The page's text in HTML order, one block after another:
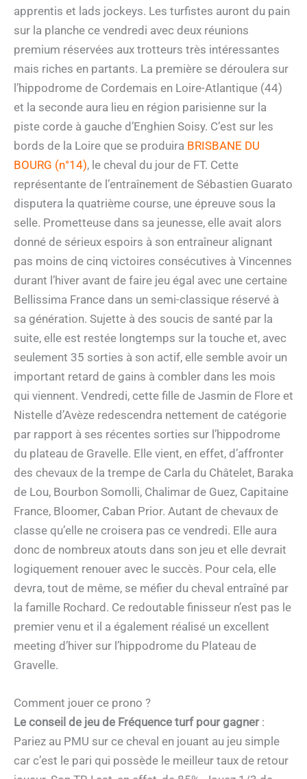
apprentis et lads jockeys. Les turfistes auront du pain
sur la planche ce vendredi avec deux réunions
premium réservées aux trotteurs très intéressantes
mais riches en partants. La première se déroulera sur
l’hippodrome de Cordemais en Loire-Atlantique (44)
et la seconde aura lieu en région parisienne sur la
piste corde à gauche d’Enghien Soisy. C’est sur les
bords de la Loire que se produira BRISBANE DU
BOURG (n°14), le cheval du jour de FT. Cette
représentante de l’entraînement de Sébastien Guarato
disputera la quatrième course, une épreuve sous la
selle. Prometteuse dans sa jeunesse, elle avait alors
donné de sérieux espoirs à son entraîneur alignant
pas moins de cinq victoires consécutives à Vincennes
durant l’hiver avant de faire jeu égal avec une certaine
Bellissima France dans un semi-classique réservé à
sa génération. Sujette à des soucis de santé par la
suite, elle est restée longtemps sur la touche et, avec
seulement 35 sorties à son actif, elle semble avoir un
important retard de gains à combler dans les mois
qui viennent. Vendredi, cette fille de Jasmin de Flore et
Nistelle d’Avèze redescendra nettement de catégorie
par rapport à ses récentes sorties sur l’hippodrome
du plateau de Gravelle. Elle vient, en effet, d’affronter
des chevaux de la trempe de Carla du Châtelet, Baraka
de Lou, Bourbon Somolli, Chalimar de Guez, Capitaine
France, Bloomer, Caban Prior. Autant de chevaux de
classe qu’elle ne croisera pas ce vendredi. Elle aura
donc de nombreux atouts dans son jeu et elle devrait
logiquement renouer avec le succès. Pour cela, elle
devra, tout de même, se méfier du cheval entraîné par
la famille Rochard. Ce redoutable finisseur n’est pas le
premier venu et il a également réalisé un excellent
meeting d’hiver sur l’hippodrome du Plateau de
Gravelle.
Comment jouer ce prono ?
Le conseil de jeu de Fréquence turf pour gagner:
Pariez au PMU sur ce cheval en jouant au jeu simple
car c’est le pari qui possède le meilleur taux de retour